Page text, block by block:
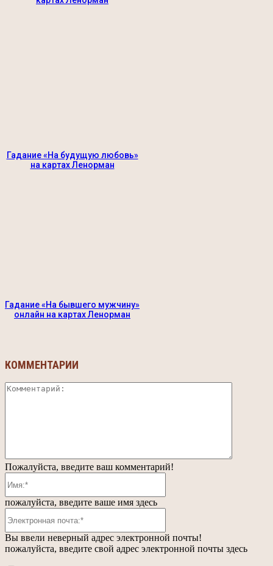
Гадание «На будущую любовь»
на картах Ленорман
Гадание «На бывшего мужчину»
онлайн на картах Ленорман
КОММЕНТАРИИ
Пожалуйста, введите ваш комментарий!
пожалуйста, введите ваше имя здесь
Вы ввели неверный адрес электронной почты!
пожалуйста, введите свой адрес электронной почты здесь